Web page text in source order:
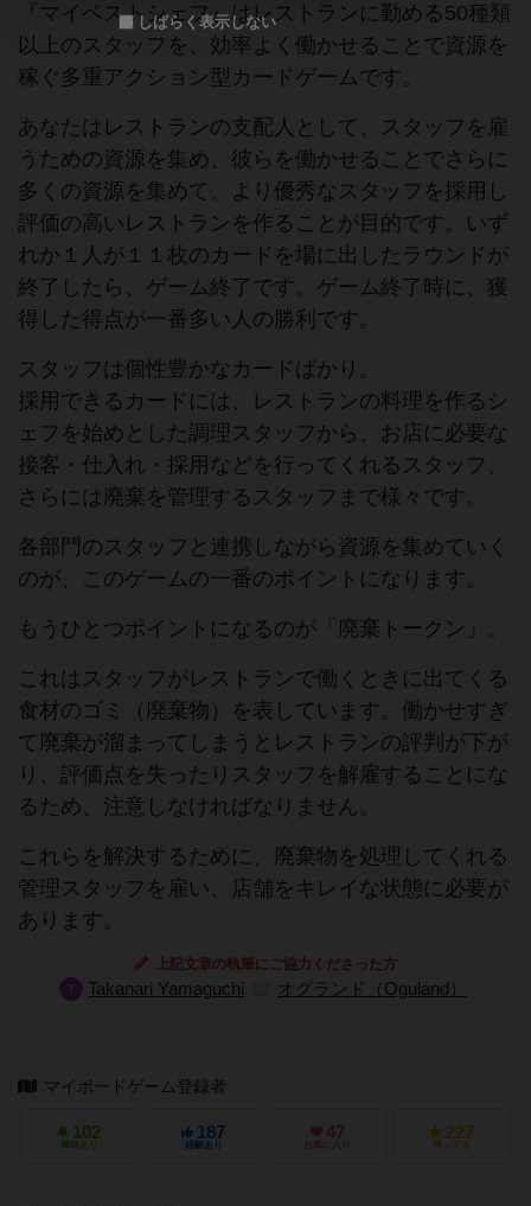
『マイベストシェフ』はレストランに勤める50種類
以上のスタッフを、効率よく働かせることで資源を
稼ぐ多重アクション型カードゲームです。
あなたはレストランの支配人として、スタッフを雇
うための資源を集め、彼らを働かせることでさらに
多くの資源を集めて、より優秀なスタッフを採用し
評価の高いレストランを作ることが目的です。いず
れか１人が１１枚のカードを場に出したラウンドが
終了したら、ゲーム終了です。ゲーム終了時に、獲
得した得点が一番多い人の勝利です。
スタッフは個性豊かなカードばかり。
採用できるカードには、レストランの料理を作るシ
ェフを始めとした調理スタッフから、お店に必要な
接客・仕入れ・採用などを行ってくれるスタッフ、
さらには廃棄を管理するスタッフまで様々です。
各部門のスタッフと連携しながら資源を集めていく
のが、このゲームの一番のポイントになります。
もうひとつポイントになるのが「廃棄トークン」。
これはスタッフがレストランで働くときに出てくる
食材のゴミ（廃棄物）を表しています。働かせすぎ
て廃棄が溜まってしまうとレストランの評判が下が
り、評価点を失ったりスタッフを解雇することにな
るため、注意しなければなりません。
これらを解決するために、廃棄物を処理してくれる
管理スタッフを雇い、店舗をキレイな状態に必要が
あります。
上記文章の執筆にご協力くださった方
Takanari Yamaguchi オグランド（Oguland）
マイボードゲーム登録者
102
興味あり
187
経験あり
47
お気に入り
227
持ってる
しばらく表示しない